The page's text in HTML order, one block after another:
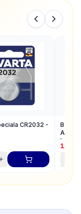
CR2032 -
bucati
14.13